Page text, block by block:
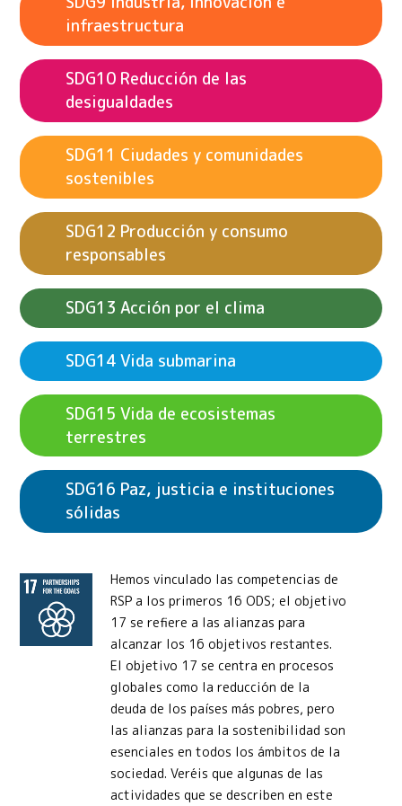
infraestructura
Reducción de las
desigualdades
Ciudades y comunidades
sostenibles
Producción y consumo
responsables
Acción por el clima
Vida submarina
Vida de ecosistemas
terrestres
Paz, justicia e instituciones
sólidas
Hemos vinculado las competencias de
RSP a los primeros 16 ODS; el objetivo
17 se refiere a las alianzas para
alcanzar los 16 objetivos restantes.
El objetivo 17 se centra en procesos
globales como la reducción de la
deuda de los países más pobres, pero
las alianzas para la sostenibilidad son
esenciales en todos los ámbitos de la
sociedad. Veréis que algunas de las
actividades que se describen en este